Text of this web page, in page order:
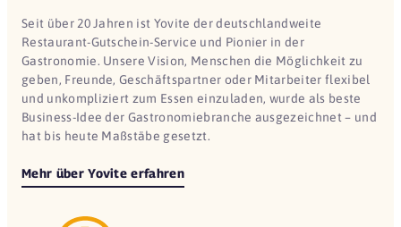
Seit über 20 Jahren ist Yovite der deutschlandweite
Restaurant-Gutschein-Service und Pionier in der
Gastronomie. Unsere Vision, Menschen die Möglichkeit zu
geben, Freunde, Geschäftspartner oder Mitarbeiter flexibel
und unkompliziert zum Essen einzuladen, wurde als beste
Business-Idee der Gastronomiebranche ausgezeichnet – und
hat bis heute Maßstäbe gesetzt.
Mehr über Yovite erfahren